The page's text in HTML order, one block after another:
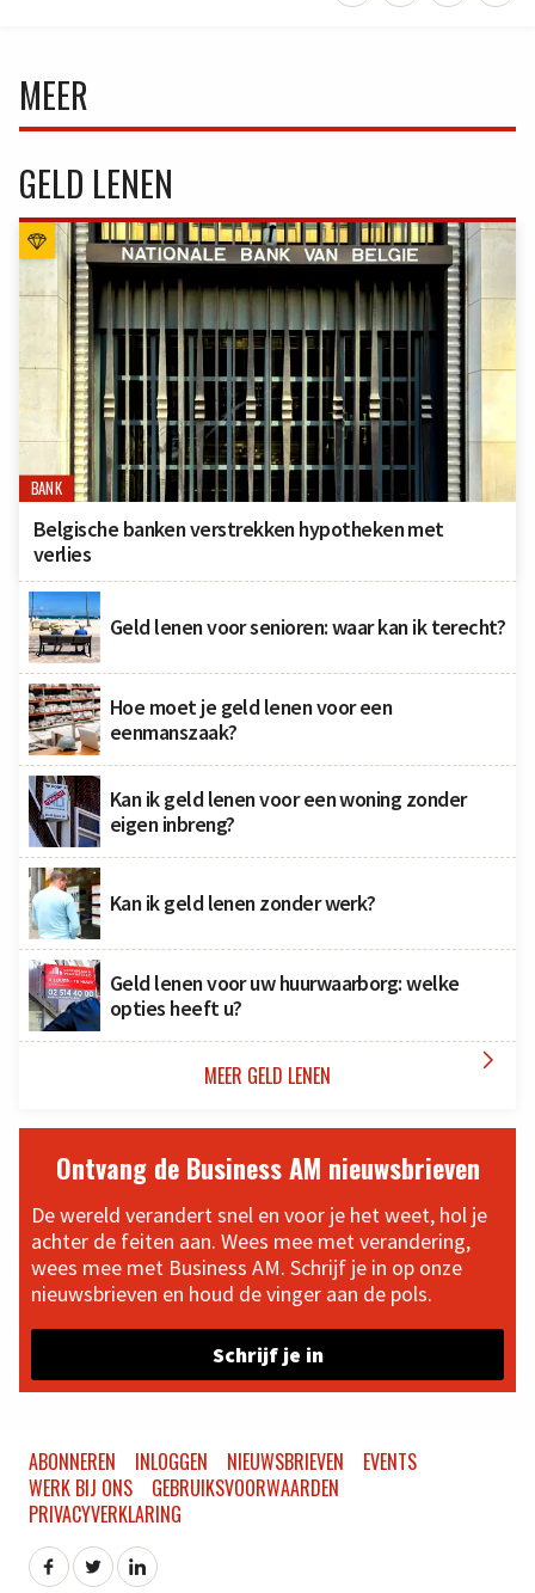
MEER
GELD LENEN
BANK
Belgische banken verstrekken hypotheken met
verlies
Geld lenen voor senioren: waar kan ik terecht?
Hoe moet je geld lenen voor een
eenmanszaak?
Kan ik geld lenen voor een woning zonder
eigen inbreng?
Kan ik geld lenen zonder werk?
Geld lenen voor uw huurwaarborg: welke
opties heeft u?
MEER GELD LENEN 
Ontvang de Business AM nieuwsbrieven
De wereld verandert snel en voor je het weet, hol je
achter de feiten aan. Wees mee met verandering,
wees mee met Business AM. Schrijf je in op onze
nieuwsbrieven en houd de vinger aan de pols.
Schrijf je in
ABONNEREN INLOGGEN NIEUWSBRIEVEN
EVENTS
WERK BIJ ONS
GEBRUIKSVOORWAARDEN
PRIVACYVERKLARING